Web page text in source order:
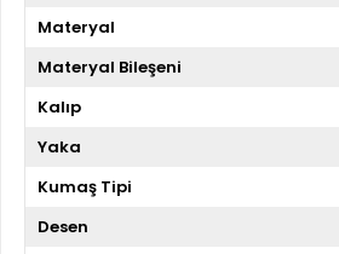
Materyal
Materyal Bileşeni
Kalıp
Yaka
Kumaş Tipi
Desen